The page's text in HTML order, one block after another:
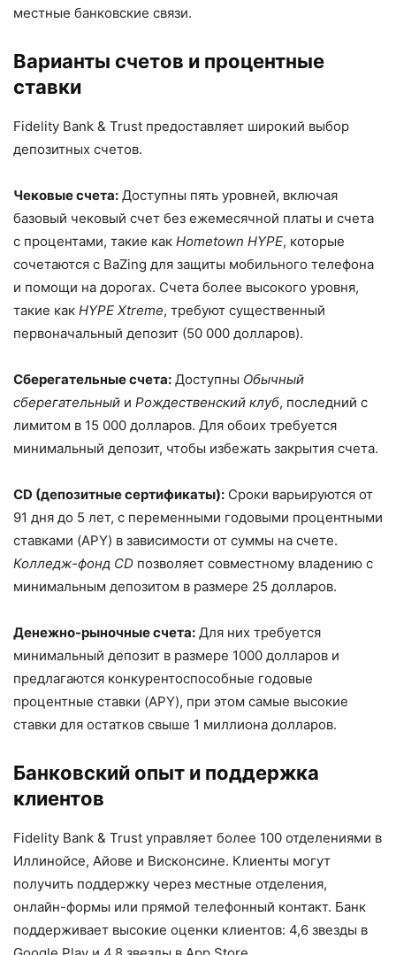
местные банковские связи.
Варианты счетов и процентные
ставки
Fidelity Bank & Trust предоставляет широкий выбор
депозитных счетов.
Чековые счета: Доступны пять уровней, включая
базовый чековый счет без ежемесячной платы и счета
с процентами, такие как Hometown HYPE, которые
сочетаются с BaZing для защиты мобильного телефона
и помощи на дорогах. Счета более высокого уровня,
такие как HYPE Xtreme, требуют существенный
первоначальный депозит (50 000 долларов).
Сберегательные счета: Доступны Обычный
сберегательный и Рождественский клуб, последний с
лимитом в 15 000 долларов. Для обоих требуется
минимальный депозит, чтобы избежать закрытия счета.
CD (депозитные сертификаты): Сроки варьируются от
91 дня до 5 лет, с переменными годовыми процентными
ставками (APY) в зависимости от суммы на счете.
Колледж-фонд CD позволяет совместному владению с
минимальным депозитом в размере 25 долларов.
Денежно-рыночные счета: Для них требуется
минимальный депозит в размере 1000 долларов и
предлагаются конкурентоспособные годовые
процентные ставки (APY), при этом самые высокие
ставки для остатков свыше 1 миллиона долларов.
Банковский опыт и поддержка
клиентов
Fidelity Bank & Trust управляет более 100 отделениями в
Иллинойсе, Айове и Висконсине. Клиенты могут
получить поддержку через местные отделения,
онлайн-формы или прямой телефонный контакт. Банк
поддерживает высокие оценки клиентов: 4,6 звезды в